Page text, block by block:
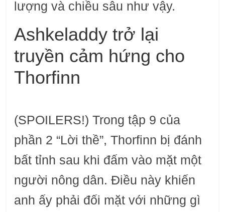
lượng và chiều sâu như vậy.
Ashkeladdy trở lại
truyền cảm hứng cho
Thorfinn
(SPOILERS!) Trong tập 9 của
phần 2 “Lời thề”, Thorfinn bị đánh
bất tỉnh sau khi đấm vào mặt một
người nông dân. Điều này khiến
anh ấy phải đối mặt với những gì